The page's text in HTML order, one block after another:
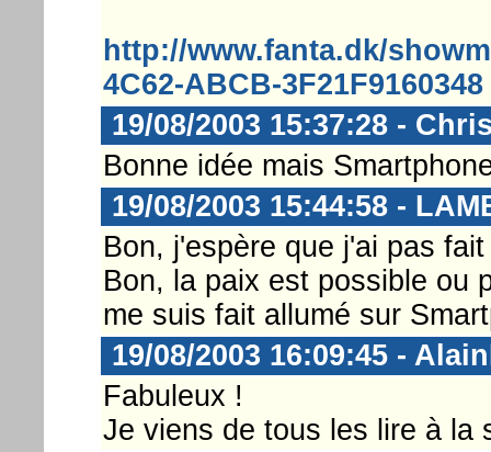
http://www.fanta.dk/
4C62-ABCB-3F21F9160348
19/08/2003 15:37:28 -
Bonne idée mais
19/08/2003 15:44:58 -
Bon, j'espère que j'ai pas
Bon, la paix est possible ou
me suis fait allumé sur
19/08/2003 16:09:45 -
Fabuleux !
Je viens de tous les lire à la